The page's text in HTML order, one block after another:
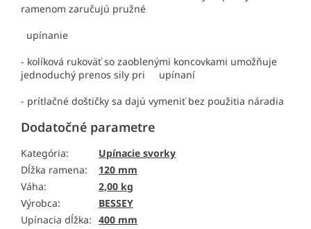
ramenom zaručujú pružné
upínanie
- kolíková rukoväť so zaoblenými koncovkami umožňuje
jednoduchý prenos sily pri upínaní
- prítlačné doštičky sa dajú vymeniť bez použitia náradia
Dodatočné parametre
Kategória:
Upínacie svorky
Dĺžka ramena:
120 mm
Váha:
2,00 kg
Výrobca:
BESSEY
Upínacia dĺžka: 400 mm